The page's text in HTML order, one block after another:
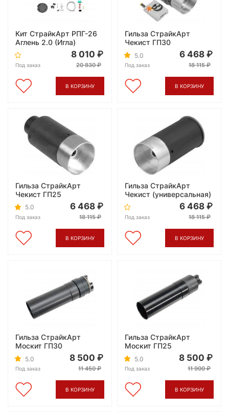
Кит СтрайкАрт РПГ-26
Аглень 2.0 (Игла)
Под заказ
8 010
20 830
В КОРЗИНУ
Гильза СтрайкАрт
Чекист ГП30
5.0
Под заказ
6 468
18 115
В КОРЗИНУ
Гильза СтрайкАрт
Чекист ГП25
5.0
Под заказ
6 468
18 115
В КОРЗИНУ
Гильза СтрайкАрт
Чекист (универсальная)
Под заказ
6 468
18 115
В КОРЗИНУ
Гильза СтрайкАрт
Москит ГП30
5.0
Под заказ
8 500
11 450
В КОРЗИНУ
Гильза СтрайкАрт
Москит ГП25
5.0
Под заказ
8 500
11 900
В КОРЗИНУ